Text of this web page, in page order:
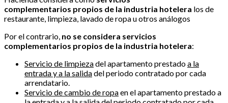
complementarios propios de la industria hotelera los de
restaurante, limpieza, lavado de ropa u otros análogos
Por el contrario, no se considera servicios
complementarios propios de la industria hotelera:
Servicio de limpiezadel apartamento prestadoa la
entrada y a la salidadel periodo contratado por cada
arrendatario.
Servicio de cambio de ropaen el apartamento prestado a